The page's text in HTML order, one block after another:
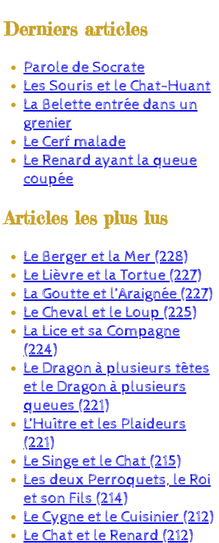
Derniers articles
Parole de Socrate
Les Souris et le Chat-Huant
La Belette entrée dans un
grenier
Le Cerf malade
Le Renard ayant la queue
coupée
Articles les plus lus
Le Berger et la Mer (228)
Le Lièvre et la Tortue (227)
La Goutte et l’Araignée (227)
Le Cheval et le Loup (225)
La Lice et sa Compagne
(224)
Le Dragon à plusieurs têtes
et le Dragon à plusieurs
queues (221)
L’Huître et les Plaideurs
(221)
Le Singe et le Chat (215)
Les deux Perroquets, le Roi
et son Fils (214)
Le Cygne et le Cuisinier (212)
Le Chat et le Renard (212)